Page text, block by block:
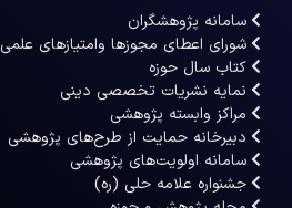
سامانه پژوهشگران
شورای اعطای مجوزها وامتیازهای علمی
کتاب سال حوزه
نمایه نشریات تخصصی دینی
مراکز وابسته پژوهشی
دبیرخانه حمایت از طرح‌های پژوهشی
سامانه اولویت‌های پژوهشی
جشنواره علامه حلی (ره)